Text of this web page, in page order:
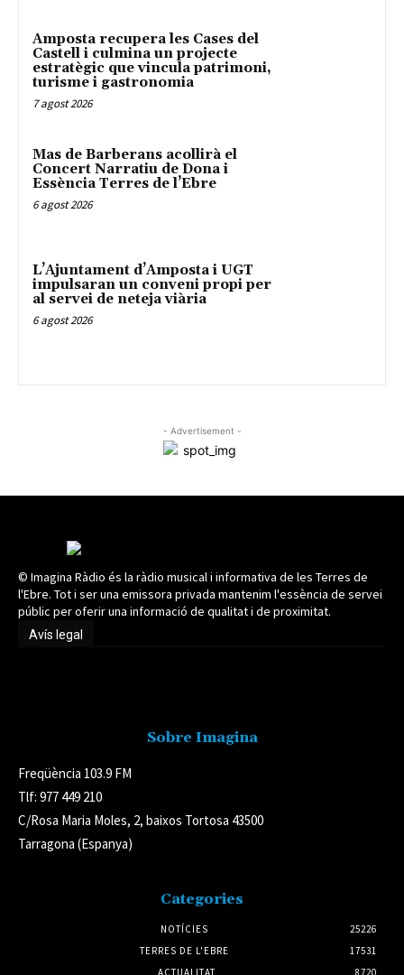
Amposta recupera les Cases del
Castell i culmina un projecte
estratègic que vincula patrimoni,
turisme i gastronomia
7 agost 2026
Mas de Barberans acollirà el
Concert Narratiu de Dona i
Essència Terres de l’Ebre
6 agost 2026
L’Ajuntament d’Amposta i UGT
impulsaran un conveni propi per
al servei de neteja viària
6 agost 2026
- Advertisement -
© Imagina Ràdio és la ràdio musical i informativa de les Terres de
l'Ebre. Tot i ser una emissora privada mantenim l'essència de servei
públic per oferir una informació de qualitat i de proximitat.
Avís legal
Sobre Imagina
Freqüència 103.9 FM
Tlf: 977 449 210
C/Rosa Maria Moles, 2, baixos Tortosa 43500
Tarragona (Espanya)
Categories
NOTÍCIES
25226
TERRES DE L'EBRE
17531
ACTUALITAT
8720